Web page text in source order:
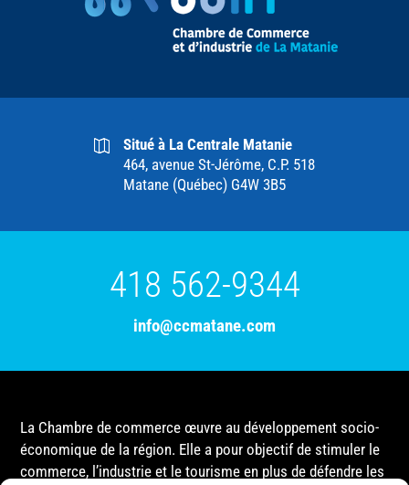
Situé à La Centrale Matanie
464, avenue St-Jérôme, C.P. 518
Matane (Québec) G4W 3B5
418 562-9344
info@ccmatane.com
La Chambre de commerce œuvre au développement socio-
économique de la région. Elle a pour objectif de stimuler le
commerce, l’industrie et le tourisme en plus de défendre les